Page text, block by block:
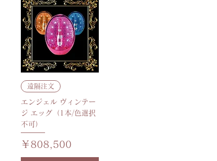
遠隔注文
エンジェル ヴィンテー
ジ エッグ（1本/色選択
不可）
価格
￥808,500